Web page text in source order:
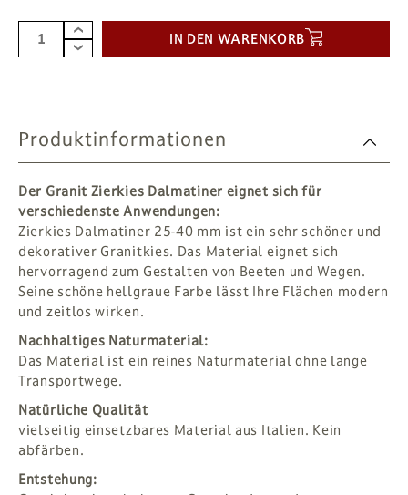
IN DEN WARENKORB
Produktinformationen
Der Granit Zierkies Dalmatiner eignet sich für
verschiedenste Anwendungen:
Zierkies Dalmatiner 25-40 mm ist ein sehr schöner und
dekorativer Granitkies. Das Material eignet sich
hervorragend zum Gestalten von Beeten und Wegen.
Seine schöne hellgraue Farbe lässt Ihre Flächen modern
und zeitlos wirken.
Nachhaltiges Naturmaterial:
Das Material ist ein reines Naturmaterial ohne lange
Transportwege.
Natürliche Qualität
vielseitig einsetzbares Material aus Italien. Kein
abfärben.
Entstehung: